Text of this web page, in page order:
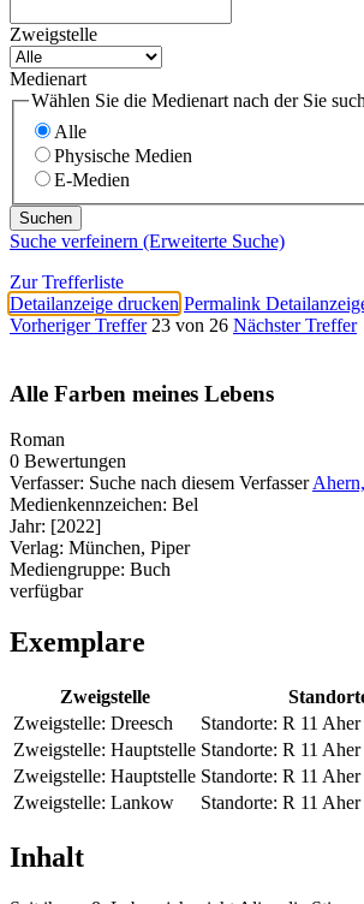
Zweigstelle
Medienart
Wählen Sie die Medienart nach der Sie
Alle
Physische Medien
E-Medien
Suche verfeinern (Erweiterte Suche)
Zur Trefferliste
Detailanzeige drucken Permalink
Vorheriger Treffer 23 von 26 Nächster Treffer
Alle Farben meines Lebens
Roman
0 Bewertungen
Verfasser: Suche nach diesem Verfasser
Medienkennzeichen: Bel
Jahr: [2022]
Verlag: München, Piper
Mediengruppe: Buch
verfügbar
Exemplare
Zweigstelle
Zweigstelle: Dreesch Standorte: R 11
Zweigstelle: Hauptstelle Standorte: R 11
Zweigstelle: Hauptstelle Standorte: R 11
Zweigstelle: Lankow Standorte: R 11
Inhalt